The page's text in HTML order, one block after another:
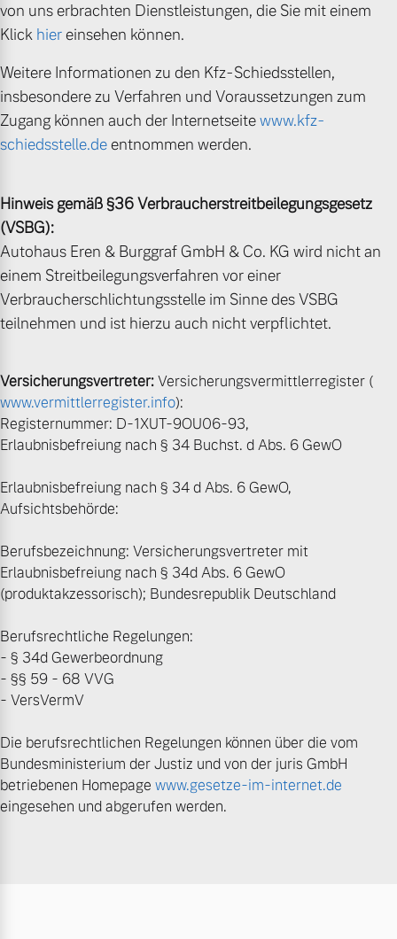
Mehr erfahren
Editionsmodelle
Jetzt kennenlernen
Finanzierung & Leasing
Versicherung
von uns erbrachten Dienstleistungen, die Sie mit einem
Klick hiereinsehen können.
Weitere Informationen zu den Kfz-Schiedsstellen,
insbesondere zu Verfahren und Voraussetzungen zum
Zugang können auch der Internetseitewww.kfz-
schiedsstelle.deentnommen werden.
Hinweis gemäß §36 Verbraucherstreitbeilegungsgesetz
(VSBG):
Autohaus Eren & Burggraf GmbH & Co. KG wird nicht an
einem Streitbeilegungsverfahren vor einer
Verbraucherschlichtungsstelle im Sinne des VSBG
teilnehmen und ist hierzu auch nicht verpflichtet.
Versicherungsvertreter:Versicherungsvermittlerregister (
www.vermittlerregister.info):
Registernummer: D-1XUT-9OU06-93,
Erlaubnisbefreiung nach § 34 Buchst. d Abs. 6 GewO
Erlaubnisbefreiung nach § 34 d Abs. 6 GewO,
Aufsichtsbehörde:
Berufsbezeichnung: Versicherungsvertreter mit
Erlaubnisbefreiung nach § 34d Abs. 6 GewO
(produktakzessorisch); Bundesrepublik Deutschland
Berufsrechtliche Regelungen:
- § 34d Gewerbeordnung
- §§ 59 - 68 VVG
- VersVermV
Die berufsrechtlichen Regelungen können über die vom
Bundesministerium der Justiz und von der juris GmbH
betriebenen Homepage www.gesetze-im-internet.de
eingesehen und abgerufen werden.